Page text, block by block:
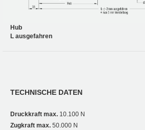
Hub
L ausgefahren
TECHNISCHE DATEN
Druckkraft max. 10.100 N
Zugkraft max. 50.000 N